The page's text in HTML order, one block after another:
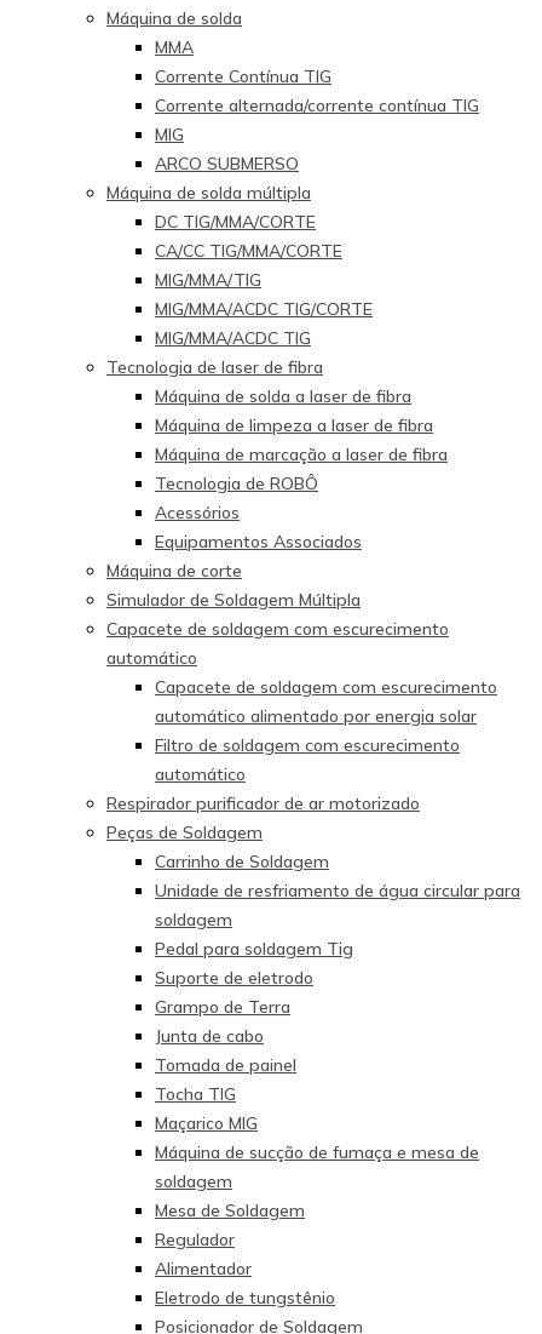
Máquina de solda
MMA
Corrente Contínua TIG
Corrente alternada/corrente contínua TIG
MIG
ARCO SUBMERSO
Máquina de solda múltipla
DC TIG/MMA/CORTE
CA/CC TIG/MMA/CORTE
MIG/MMA/TIG
MIG/MMA/ACDC TIG/CORTE
MIG/MMA/ACDC TIG
Tecnologia de laser de fibra
Máquina de solda a laser de fibra
Máquina de limpeza a laser de fibra
Máquina de marcação a laser de fibra
Tecnologia de ROBÔ
Acessórios
Equipamentos Associados
Máquina de corte
Simulador de Soldagem Múltipla
Capacete de soldagem com escurecimento
automático
Capacete de soldagem com escurecimento
automático alimentado por energia solar
Filtro de soldagem com escurecimento
automático
Respirador purificador de ar motorizado
Peças de Soldagem
Carrinho de Soldagem
Unidade de resfriamento de água circular para
soldagem
Pedal para soldagem Tig
Suporte de eletrodo
Grampo de Terra
Junta de cabo
Tomada de painel
Tocha TIG
Maçarico MIG
Máquina de sucção de fumaça e mesa de
soldagem
Mesa de Soldagem
Regulador
Alimentador
Eletrodo de tungstênio
Posicionador de Soldagem